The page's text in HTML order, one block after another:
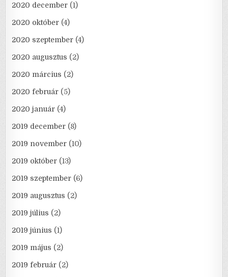
2020 december (1)
2020 október (4)
2020 szeptember (4)
2020 augusztus (2)
2020 március (2)
2020 február (5)
2020 január (4)
2019 december (8)
2019 november (10)
2019 október (13)
2019 szeptember (6)
2019 augusztus (2)
2019 július (2)
2019 június (1)
2019 május (2)
2019 február (2)